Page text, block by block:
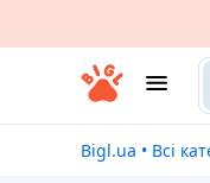
Bigl.ua • Всі